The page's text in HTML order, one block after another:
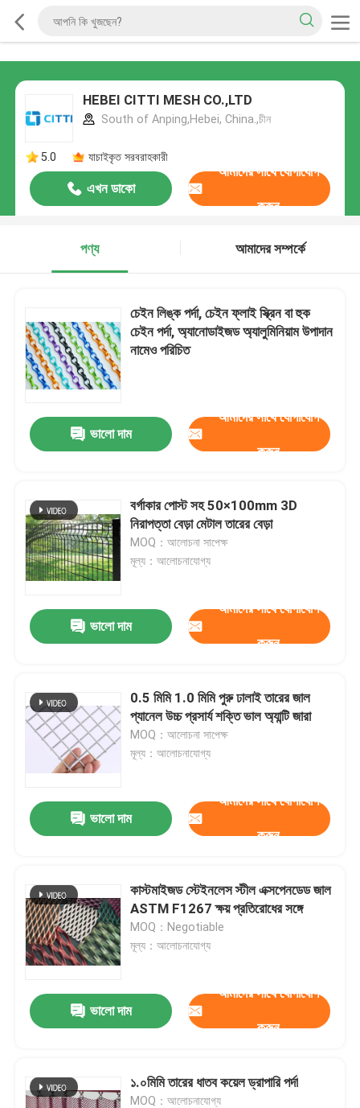
HEBEI CITTI MESH CO.,LTD
South of Anping,Hebei, China.,চীন
5.0 যাচাইকৃত সরবরাহকারী
এখন ডাকো
আমাদের সাথে যোগাযোগ
করুন
পণ্য আমাদের সম্পর্কে
চেইন লিঙ্ক পর্দা, চেইন ফ্লাই স্ক্রিন বা হুক
চেইন পর্দা, অ্যানোডাইজড অ্যালুমিনিয়াম উপাদান
নামেও পরিচিত
ভালো দাম
আমাদের সাথে যোগাযোগ
করুন
বর্গাকার পোস্ট সহ 50×100mm 3D
নিরাপত্তা বেড়া মেটাল তারের বেড়া
MOQ：আলোচনা সাপেক্ষ
মূল্য：আলোচনাযোগ্য
ভালো দাম
আমাদের সাথে যোগাযোগ
করুন
0.5 মিমি 1.0 মিমি পুরু ঢালাই তারের জাল
প্যানেল উচ্চ প্রসার্য শক্তি ভাল অ্যান্টি জারা
MOQ：আলোচনা সাপেক্ষ
মূল্য：আলোচনাযোগ্য
ভালো দাম
আমাদের সাথে যোগাযোগ
করুন
কাস্টমাইজড স্টেইনলেস স্টীল এক্সপেনডেড জাল
ASTM F1267 ক্ষয় প্রতিরোধের সঙ্গে
MOQ：Negotiable
মূল্য：আলোচনাযোগ্য
ভালো দাম
আমাদের সাথে যোগাযোগ
করুন
১.০মিমি তারের ধাতব কয়েল ড্রাপারি পর্দা
MOQ：আলোচনাযোগ্য